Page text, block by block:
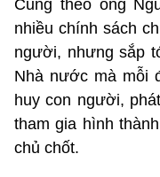
Cũng theo ông
nhiều chính sách
người, nhưng sắp
Nhà nước mà mỗi
huy con người,
tham gia hình
chủ chốt.